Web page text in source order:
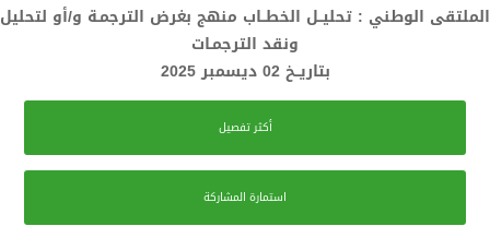
الملتقى الوطني : تحليــل الخطــاب منهج بغرض الترجمـة و/أو لتحليل
ونقد الترجمـات
بتاريــخ 02 ديسمبر 2025
أكثر تفصيل
استمارة المشاركة